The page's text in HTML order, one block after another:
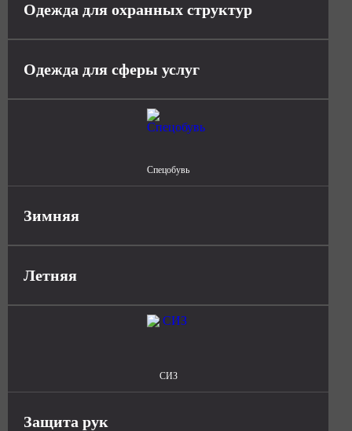
Одежда для охранных структур
Одежда для сферы услуг
Спецобувь
Зимняя
Летняя
СИЗ
Защита рук